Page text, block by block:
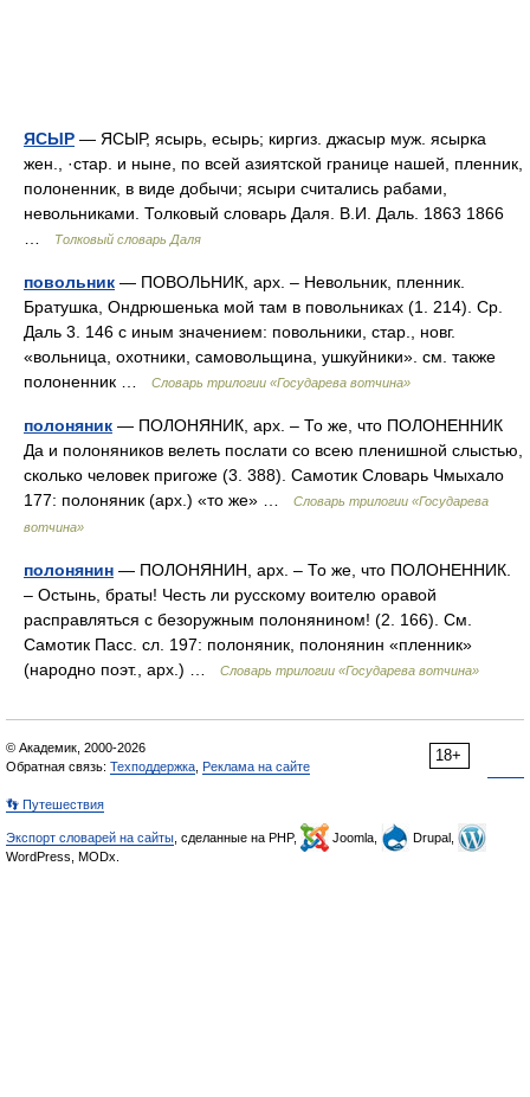
ЯСЫР — ЯСЫР, ясырь, есырь; киргиз. джасыр муж. ясырка
жен., ·стар. и ныне, по всей азиятской границе нашей, пленник,
полоненник, в виде добычи; ясыри считались рабами,
невольниками. Толковый словарь Даля. В.И. Даль. 1863 1866
Толковый словарь Даля
повольник — ПОВОЛЬНИК, арх. – Невольник, пленник.
Братушка, Ондрюшенька мой там в повольниках (1. 214). Ср.
Даль 3. 146 с иным значением: повольники, стар., новг.
«вольница, охотники, самовольщина, ушкуйники». см. также
полоненник …
Словарь трилогии «Государева вотчина»
полоняник — ПОЛОНЯНИК, арх. – То же, что ПОЛОНЕННИК
Да и полоняников велеть послати со всею пленишной слыстью,
сколько человек пригоже (3. 388). Самотик Словарь Чмыхало
177: полоняник (арх.) «то же» …
Словарь трилогии «Государева
вотчина»
полонянин — ПОЛОНЯНИН, арх. – То же, что ПОЛОНЕННИК.
– Остынь, браты! Честь ли русскому воителю оравой
расправляться с безоружным полонянином! (2. 166). См.
Самотик Пасс. сл. 197: полоняник, полонянин «пленник»
(народно поэт., арх.) …
Словарь трилогии «Государева вотчина»
18+
© Академик, 2000-2026
Обратная связь: Техподдержка Реклама на сайте
👣 Путешествия
Экспорт словарей на сайты , сделанные на PHP, Joomla,
Drupal,
WordPress, MODx.